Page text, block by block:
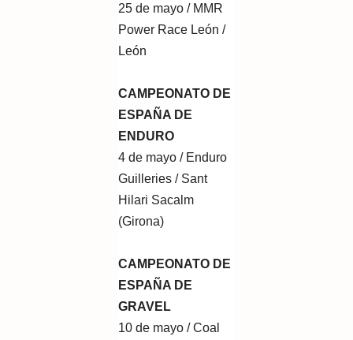
25 de mayo / MMR
Power Race León /
León
CAMPEONATO DE
ESPAÑA DE
ENDURO
4 de mayo / Enduro
Guilleries / Sant
Hilari Sacalm
(Girona)
CAMPEONATO DE
ESPAÑA DE
GRAVEL
10 de mayo / Coal